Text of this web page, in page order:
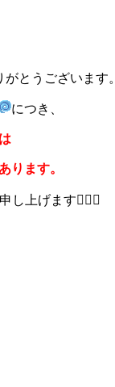
とうございます。
につき、
ります。
し上げます🙇🏻‍♀️